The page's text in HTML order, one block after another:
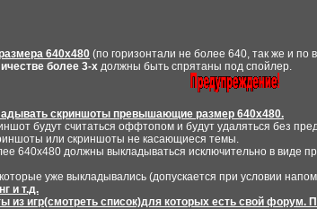
640х480 (по горизонтали не более 640, так же и по
более 3-х должны быть спрятаны под спойлер.
скриншоты превышающие размер 640х480.
будут считаться оффтопом и будут удаляться без
или скриншоты не касающиеся темы.
640х480 должны выкладываться исключительно в виде
уже выкладывались (допускается при условии
и т.д.
игр(смотреть список)для которых есть свой форум.